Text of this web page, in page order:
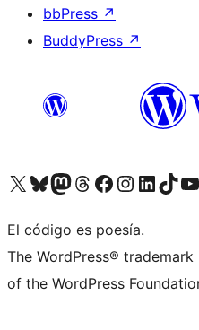
bbPress ↗
BuddyPress ↗
Visita nuestra cuenta de X (anteriormente Twitter)
Visita nuestra cuenta de Bluesky
Visita nuestra cuenta de Mastodon
Visita nuestra cuenta de Threads
Visita nuestra página de Facebook
Visita nuestra cuenta de
Visita nuestra cuenta
Visita nuestraVisita
El código es poesía.
The WordPress®
of the WordPress